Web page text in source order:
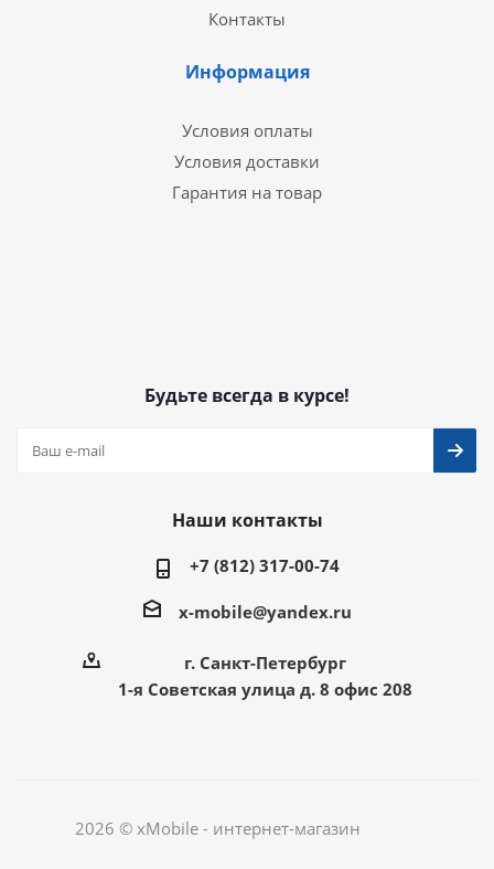
Контакты
Информация
Условия оплаты
Условия доставки
Гарантия на товар
Будьте всегда в курсе!
Наши контакты
+7 (812) 317-00-74
x-mobile@yandex.ru
г. Санкт-Петербург
1-я Советская улица д. 8 офис 208
2026 © xMobile - интернет-магазин